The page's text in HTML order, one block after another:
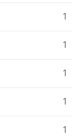
1
1
1
1
1